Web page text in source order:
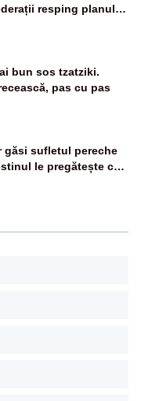
resping planul
bun sos tzatziki.
pas cu pas
găsi sufletul pereche
le pregătește cea